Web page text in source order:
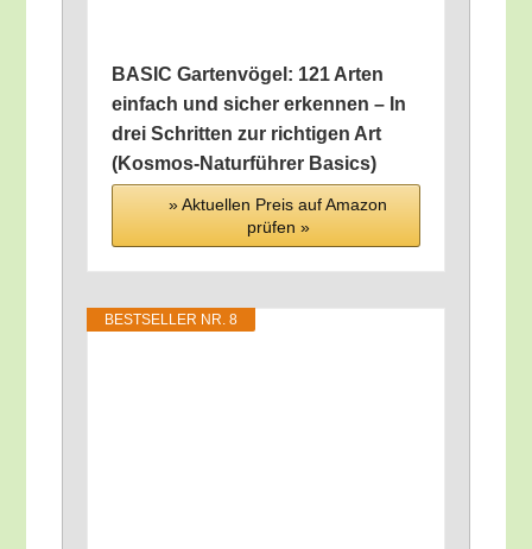
BASIC Gar­ten­vö­gel: 121 Arten
ein­fach und sicher erken­nen – In
drei Schrit­ten zur rich­ti­gen Art
(Kos­mos-Natur­füh­rer Basics)
» Aktu­el­len Preis auf Ama­zon
prü­fen »
BEST­SEL­LER NR. 8